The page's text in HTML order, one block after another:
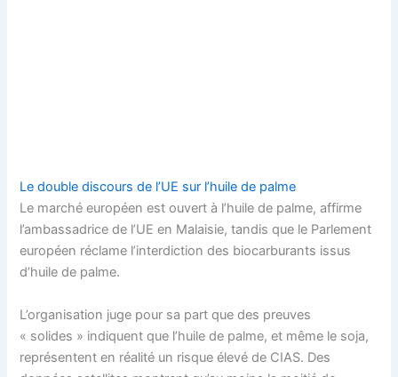
Le double discours de l’UE sur l’huile de palme
Le marché européen est ouvert à l’huile de palme, affirme
l’ambassadrice de l’UE en Malaisie, tandis que le Parlement
européen réclame l’interdiction des biocarburants issus
d’huile de palme.
L’organisation juge pour sa part que des preuves
« solides » indiquent que l’huile de palme, et même le soja,
représentent en réalité un risque élevé de CIAS. Des